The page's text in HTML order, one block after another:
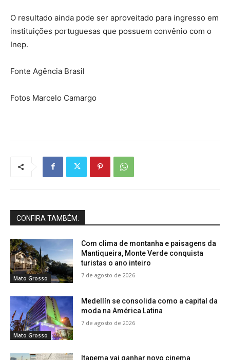
O resultado ainda pode ser aproveitado para ingresso em
instituições portuguesas que possuem convênio com o
Inep.
Fonte Agência Brasil
Fotos Marcelo Camargo
CONFIRA TAMBÉM:
Mato Grosso
Com clima de montanha e paisagens da
Mantiqueira, Monte Verde conquista
turistas o ano inteiro
7 de agosto de 2026
Mato Grosso
Medellín se consolida como a capital da
moda na América Latina
7 de agosto de 2026
Itapema vai ganhar novo cinema